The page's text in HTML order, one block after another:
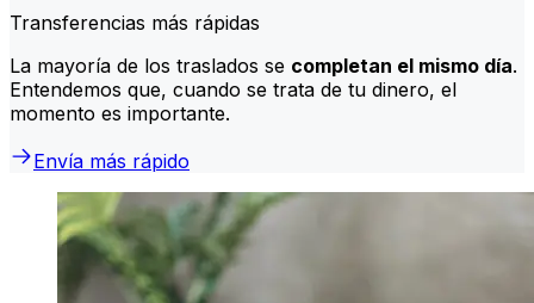
Transferencias más rápidas
La mayoría de los traslados se completan el mismo día.
Entendemos que, cuando se trata de tu dinero, el
momento es importante.
Envía más rápido